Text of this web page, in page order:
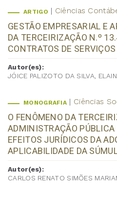
ARTIGO Ciências
GESTÃO EMPRESARIAL E
DA TERCEIRIZAÇÃO N.º
CONTRATOS DE
Autor(es):
JÓICE PALIZOTO DA SILVA,
MONOGRAFIA Ciências
O FENÔMENO DA
ADMINISTRAÇÃO PÚBLICA
EFEITOS JURÍDICOS DA
APLICABILIDADE DA
Autor(es):
CARLOS RENATO SIMÕES